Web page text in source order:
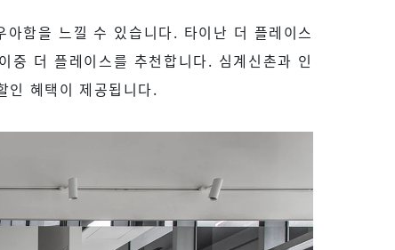
함을 느낄 수 있습니다. 타이난 더 플레이스
더 플레이스를 추천합니다. 심계신촌과 인
혜택이 제공됩니다.